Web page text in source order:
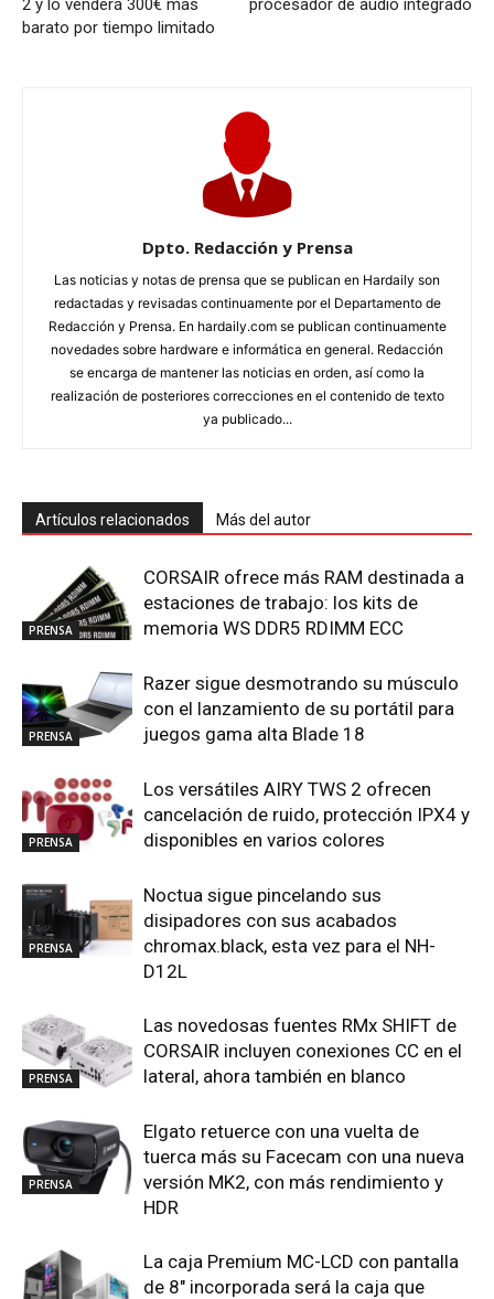
barato por tiempo limitado
Dpto. Redacción y Prensa
Las noticias y notas de prensa que se publican en Hardaily son
redactadas y revisadas continuamente por el Departamento de
Redacción y Prensa. En hardaily.com se publican continuamente
novedades sobre hardware e informática en general. Redacción
se encarga de mantener las noticias en orden, así como la
realización de posteriores correcciones en el contenido de texto
ya publicado...
Artículos relacionados Más del autor
PRENSA
CORSAIR ofrece más RAM destinada a
estaciones de trabajo: los kits de
memoria WS DDR5 RDIMM ECC
PRENSA
Razer sigue desmotrando su músculo
con el lanzamiento de su portátil para
juegos gama alta Blade 18
PRENSA
Los versátiles AIRY TWS 2 ofrecen
cancelación de ruido, protección IPX4 y
disponibles en varios colores
PRENSA
Noctua sigue pincelando sus
disipadores con sus acabados
chromax.black, esta vez para el NH-
D12L
PRENSA
Las novedosas fuentes RMx SHIFT de
CORSAIR incluyen conexiones CC en el
lateral, ahora también en blanco
PRENSA
Elgato retuerce con una vuelta de
tuerca más su Facecam con una nueva
versión MK2, con más rendimiento y
HDR
La caja Premium MC-LCD con pantalla
de 8″ incorporada será la caja que